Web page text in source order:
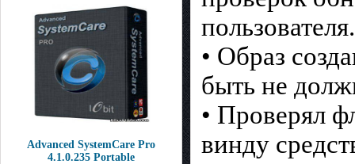
Advanced SystemCare Pro
4.1.0.235 Portable
пользователя.
• Образ
быть не
• Проверял
винду